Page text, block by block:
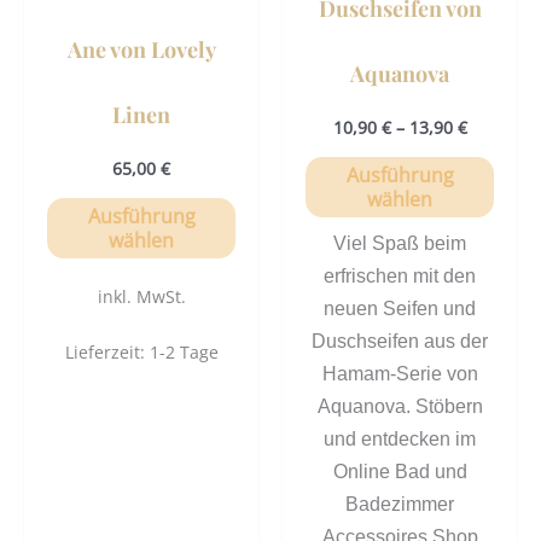
Ane von Lovely
Linen
65,00 €
Ausführung
wählen
inkl. MwSt.
Lieferzeit: 1-2 Tage
Duschseifen von
Aquanova
10,90 €– 13,90 €
Ausführung
wählen
Viel Spaß beim
erfrischen mit den
neuen Seifen und
Duschseifen aus der
Hamam-Serie von
Aquanova. Stöbern
und entdecken im
Online Bad und
Badezimmer
Accessoires Shop